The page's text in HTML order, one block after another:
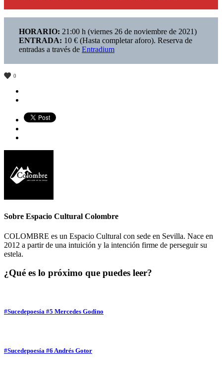
HORARIO: 21:00 h (viernes 26 de noviembre de 2021)
ENTRADA: 10 € (Hasta completar aforo). Reserva de
entradas a través de Entradium
0
Sobre Espacio Cultural Colombre
COLOMBRE es un Espacio Cultural con sede en Sevilla. Nace en
2012 a partir de una intuición y la intención firme de perseguir su
estela.
¿Qué es lo próximo que puedes leer?
#Sucedepoesía #5 Mercedes Godino
#Sucedepoesía #6 Andrés Gotor